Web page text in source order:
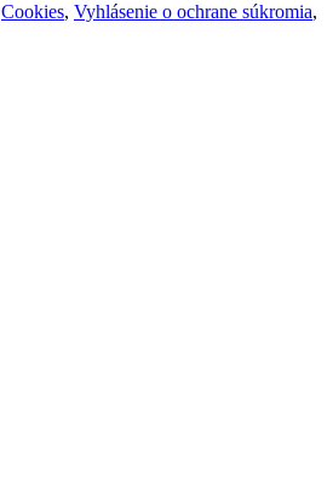
Cookies, Vyhlásenie o ochrane súkromia,